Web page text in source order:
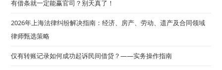
有借条就一定能赢官司？别天真了！
2026年上海法律纠纷解决指南：经济、房产、劳动、遗产及合同领域
律师甄选策略
仅有转账记录如何成功起诉民间借贷？——实务操作指南